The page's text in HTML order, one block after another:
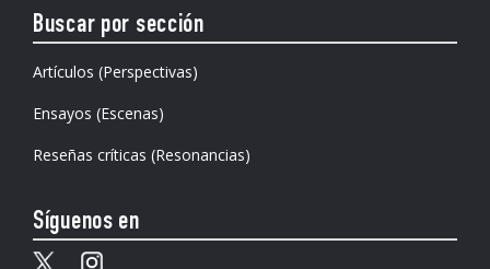
Buscar por sección
Artículos (Perspectivas)
Ensayos (Escenas)
Reseñas críticas (Resonancias)
Síguenos en